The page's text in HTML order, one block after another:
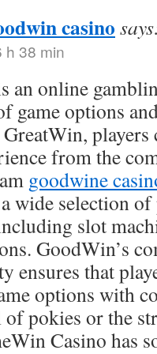
casino
h 38 min
an online
game options
players
from the
goodwine
wide selection
slot
GoodWin’s
ensures that
options with
pokies or the
Casino has